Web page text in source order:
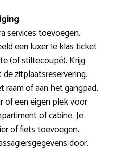
services toevoegen.
een luxer 1e klas ticket
(of stiltecoupé). Krijg
zitplaatsreservering.
raam of aan het gangpad,
of een eigen plek voor
of cabine. Je
of fiets toevoegen.
door.